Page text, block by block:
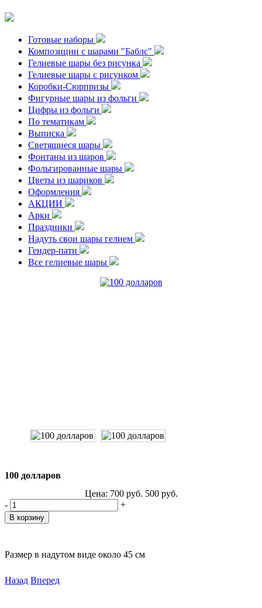
Готовые наборы
Композиции с шарами "Баблс"
Гелиевые шары без рисунка
Гелиевые шары с рисунком
Коробки-Сюрпризы
Фигурные шары из фольги
Цифры из фольги
По тематикам
Выписка
Светящиеся шары
Фонтаны из шаров
Фольгированные шары
Цветы из шариков
Оформления
АКЦИИ
Арки
Праздники
Надуть свои шары гелием
Гендер-пати
Все гелиевые шары
100 долларов
Цена: 700 руб. 500 руб.
-
+
Размер в надутом виде около 45 см
Назад Вперед